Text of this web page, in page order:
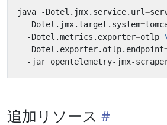
java -Dotel.jmx.service.url=
  -Dotel.jmx.target.system
=
  -Dotel.metrics.exporter
=otlp
  -Dotel.exporter.otlp.endpoint
追加リソース